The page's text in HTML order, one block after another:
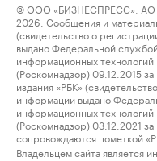
© ООО «БИЗНЕСПРЕСС», АО
2026. Сообщения и
(свидетельство о
выдано Федеральной
информационных
(Роскомнадзор) 09.12.2015
издания «РБК»
информации выдано
информационных
(Роскомнадзор) 03.12.2021
сопровождаются пометкой
Владельцем сайта является